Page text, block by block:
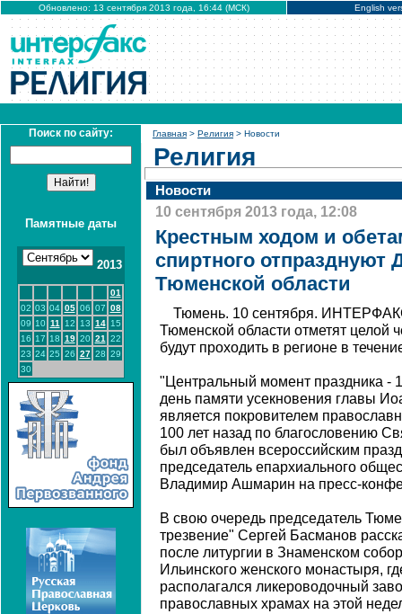
Обновлено: 13 сентября 2013 года, 16:44 (МСК) English
Поиск по сайту:
Памятные даты
2013
01
02 03 04 05 06 07 08
09 10 11 12 13 14 15
16 17 18 19 20 21
22
23 24 25 26 27 28 29
30
Главная > Религия > Новости
Религия
Новости
10 сентября 2013 года, 12:08
Крестным ходом и
спиртного отпразднуют
Тюменской области
Тюмень. 10 сентября.
Тюменской области отметят целой
будут проходить в регионе в
"Центральный момент праздника -
день памяти усекновения главы
является покровителем
100 лет назад по благословению
был объявлен всероссийским
председатель епархиального
Владимир Ашмарин на пресс-
В свою очередь председатель
трезвение" Сергей Басманов
после литургии в Знаменском
Ильинского женского монастыря,
располагался ликероводочный
православных храмах на этой